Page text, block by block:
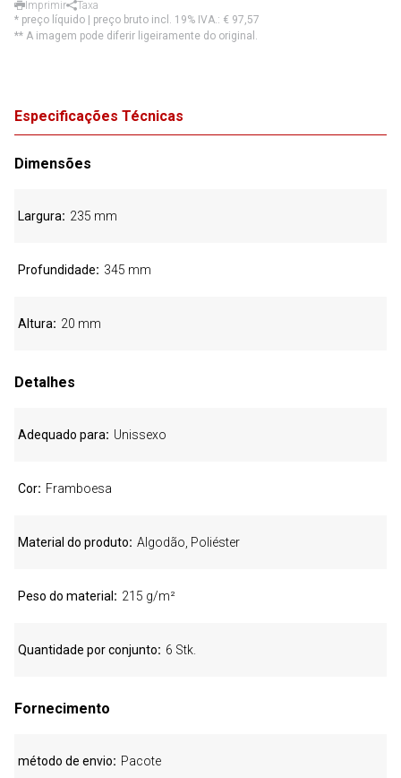
Imprimir
Taxa
* preço líquido | preço bruto incl. 19% IVA.: € 97,57
** A imagem pode diferir ligeiramente do original.
Especificações Técnicas
Dimensões
Largura 235 mm
Profundidade 345 mm
Altura 20 mm
Detalhes
Adequado para Unissexo
Cor Framboesa
Material do produto Algodão, Poliéster
Peso do material 215 g/m²
Quantidade por conjunto 6 Stk.
Fornecimento
método de envio Pacote